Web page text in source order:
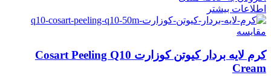
اطلاعات بیشتر
مقایسه
کرم لایه بردار کیوتن کوزارت Cosart Peeling Q10
Cream